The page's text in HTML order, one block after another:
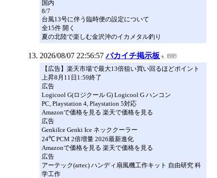
国内
8/7
台風13号に伴う臨時便の設定について
全15件 開く
夏の北陸で楽しむ金沢沖のイカメタル釣り
2026/08/07 22:56:57 バカイチ掲示板
【広告】楽天市場で最大13倍狙い買い回るほどポイント
上昇8月11日1:59終了
広告
Logicool G(ロジクール G) Logicool G ハンコン
PC, Playstation 4, Playstation 5対応
Amazonで価格を見る 楽天で価格を見る
広告
GenkiIce Genki Ice ネッククーラー
24℃ PCM 2倍増量 2026最新進化
Amazonで価格を見る 楽天で価格を見る
広告
アーテック(artec) ハンディ扇風機工作キット 自由研究 科
学工作